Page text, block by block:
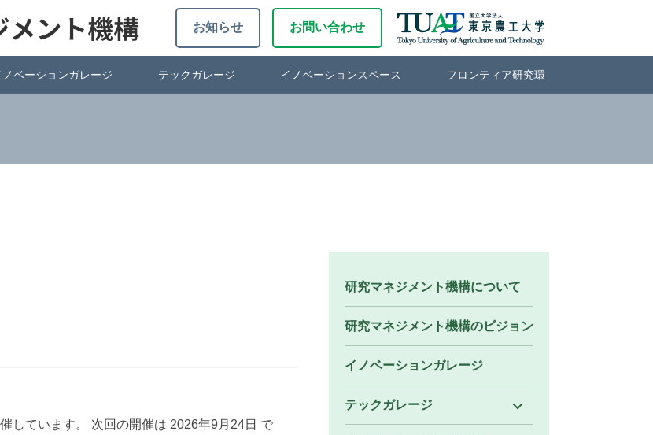
お知らせ お問い合わせ
ノベーションガレージ テックガレージ イノベーションスペース フロンティア研究環
しています。 次回の開催は 2026年9月24日 で
研究マネジメント機構について
研究マネジメント機構のビジョン
イノベーションガレージ
テックガレージ